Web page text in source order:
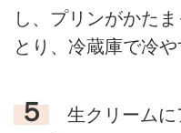
し、プリンがかた
とり、冷蔵庫で冷や
５
生クリームに